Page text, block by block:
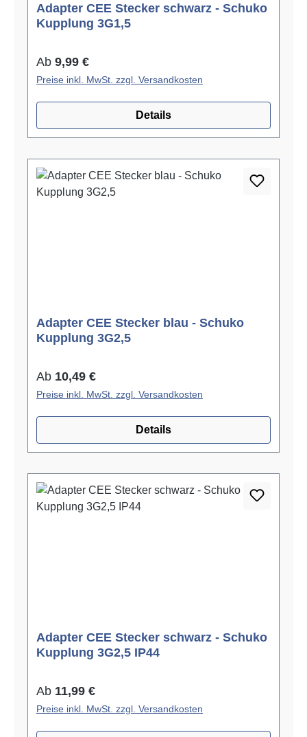
Adapter CEE Stecker schwarz - Schuko
Kupplung 3G1,5
Regulärer Preis:
Ab 9,99 €
Preise inkl. MwSt. zzgl. Versandkosten
Details
Adapter CEE Stecker blau - Schuko
Kupplung 3G2,5
Regulärer Preis:
Ab 10,49 €
Preise inkl. MwSt. zzgl. Versandkosten
Details
Adapter CEE Stecker schwarz - Schuko
Kupplung 3G2,5 IP44
Regulärer Preis:
Ab 11,99 €
Preise inkl. MwSt. zzgl. Versandkosten